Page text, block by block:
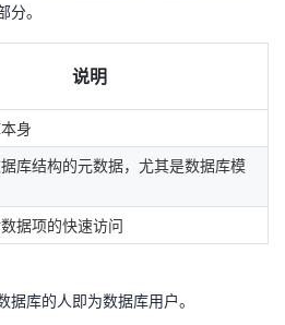
。
说明
身
库结构的元数据，尤其是数据库模
据项的快速访问
库的人即为数据库用户。